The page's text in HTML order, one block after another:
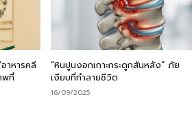
าหารคลี
พที่
“หินปูนงอกเกาะกระดูกสันหลัง” ภัย
เงียบที่ทำลายชีวิต
16/09/2025